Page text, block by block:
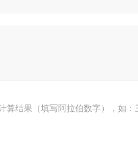
算结果（填写阿拉伯数字），如：